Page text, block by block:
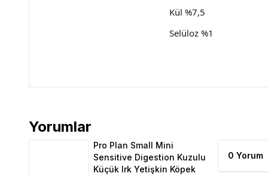
Kül %7,5
Selüloz %1
Yorumlar
Pro Plan Small Mini Sensitive Digestion Kuzulu
Pro Plan Small Mini
Sensitive Digestion Kuzulu
Küçük Irk Yetişkin Köpek
0 Yorum